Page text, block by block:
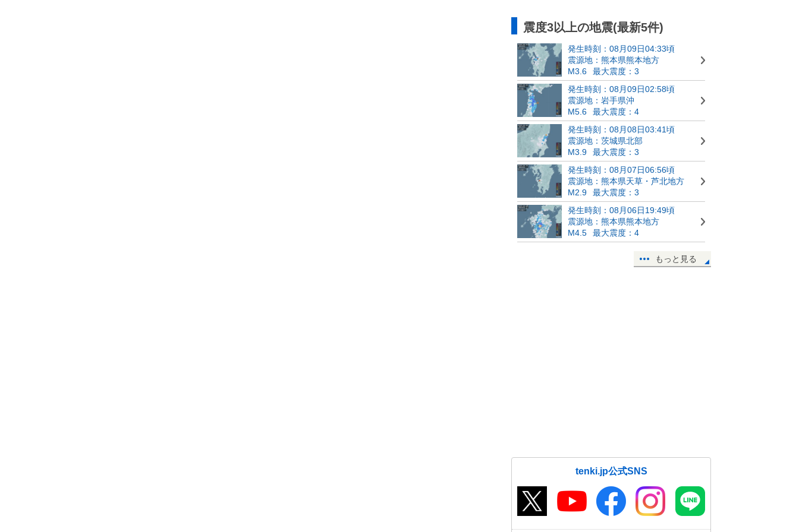
震度3以上の地震(最新5件)
発生時刻：08月09日04:33頃
震源地：熊本県熊本地方
M3.6
最大震度：3
発生時刻：08月09日02:58頃
震源地：岩手県沖
M5.6
最大震度：4
発生時刻：08月08日03:41頃
震源地：茨城県北部
M3.9
最大震度：3
発生時刻：08月07日06:56頃
震源地：熊本県天草・芦北地方
M2.9
最大震度：3
発生時刻：08月06日19:49頃
震源地：熊本県熊本地方
M4.5
最大震度：4
もっと見る
tenki.jp公式SNS